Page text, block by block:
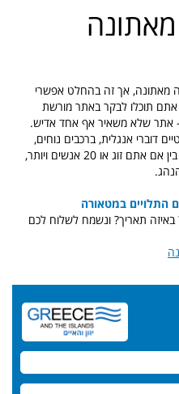
מאתונה
כ-4 שעות נסיעה מאתונה, אך זה בהחלט אפשרי
אתם תוכלו לבקר באתר מורשת
- אתר שלא משאיר אף אחד אדיש.
דוברי אנגלית, ברכבים נוחים,
חדישים, ממוזגים, ולכל גודל של קבוצה. בין אם אתם זוג או 20 אנשים ויותר,
התלויים במטאורה
תאריך? ונשמח לשלוח לכם